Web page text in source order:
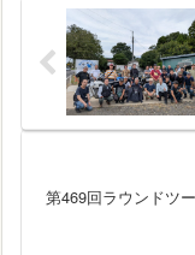
第469回ラウンドツ